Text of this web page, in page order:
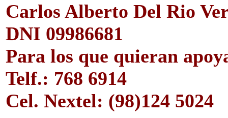
Carlos Alberto Del Rio
DNI 09986681
Para los que quieran
Telf.: 768 6914
Cel. Nextel: (98)124 5024